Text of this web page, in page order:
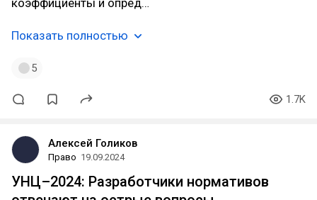
коэффициенты и опред…
Показать полностью
5
1.7K
Алексей Голиков
Право 19.09.2024
УНЦ–2024: Разработчики нормативов